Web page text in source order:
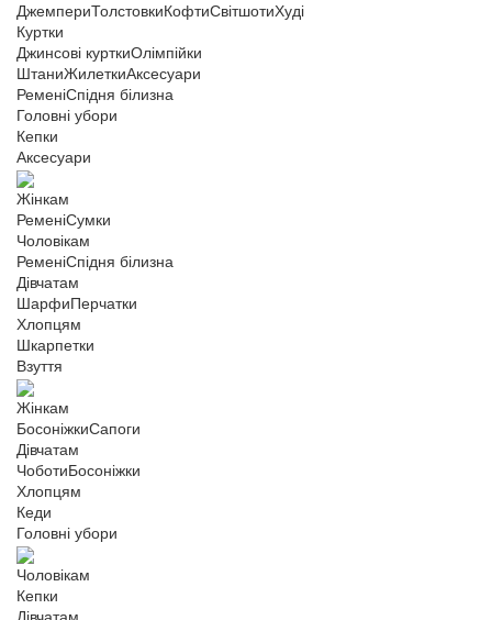
ДжемпериТолстовкиКофтиСвітшотиХуді
Куртки
Джинсові курткиОлімпійки
ШтаниЖилеткиАксесуари
РеменіСпідня білизна
Головні убори
Кепки
Аксесуари
Жінкам
РеменіСумки
Чоловікам
РеменіСпідня білизна
Дівчатам
ШарфиПерчатки
Хлопцям
Шкарпетки
Взуття
Жінкам
БосоніжкиСапоги
Дівчатам
ЧоботиБосоніжки
Хлопцям
Кеди
Головні убори
Чоловікам
Кепки